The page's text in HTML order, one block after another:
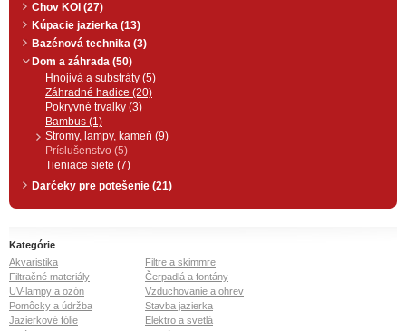
Chov KOI (27)
Kúpacie jazierka (13)
Bazénová technika (3)
Dom a záhrada (50)
Hnojivá a substráty (5)
Záhradné hadice (20)
Pokryvné trvalky (3)
Bambus (1)
Stromy, lampy, kameň (9)
Príslušenstvo (5)
Tieniace siete (7)
Darčeky pre potešenie (21)
Kategórie
Akvaristika
Filtre a skimmre
Filtračné materiály
Čerpadlá a fontány
UV-lampy a ozón
Vzduchovanie a ohrev
Pomôcky a údržba
Stavba jazierka
Jazierkové fólie
Elektro a svetlá